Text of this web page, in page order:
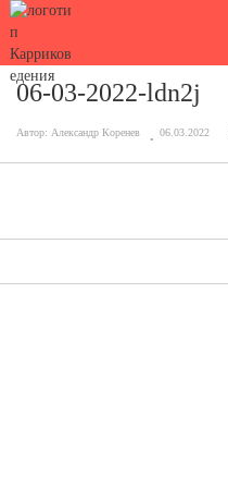
06-03-2022-ldn2j
Автор: Александр Коренев 06.03.2022